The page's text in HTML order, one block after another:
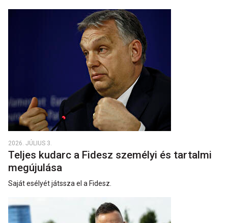
2026. JÚLIUS 3.
Teljes kudarc a Fidesz személyi és tartalmi
megújulása
Saját esélyét játssza el a Fidesz.